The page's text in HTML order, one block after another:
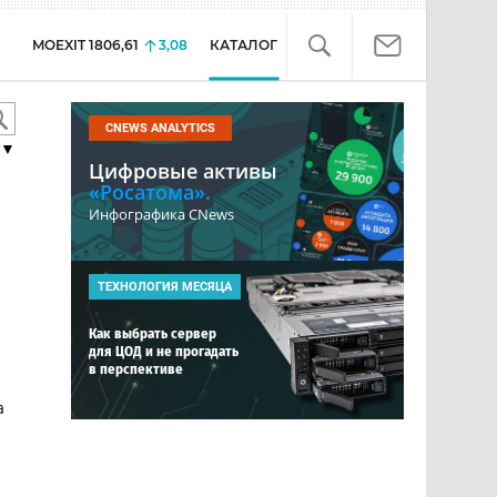
MOEXIT 1806,61 3,08 КАТАЛОГ
CNEWS ANALYTICS
Цифровые активы
«Росатома».
Инфографика CNews
ТЕХНОЛОГИЯ МЕСЯЦА
Как выбрать сервер
для ЦОД и не прогадать
в перспективе